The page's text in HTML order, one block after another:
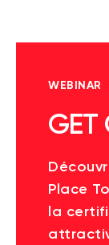
WEBINAR
GET
Place
la